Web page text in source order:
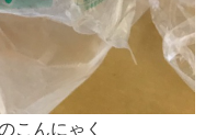
こんにゃく